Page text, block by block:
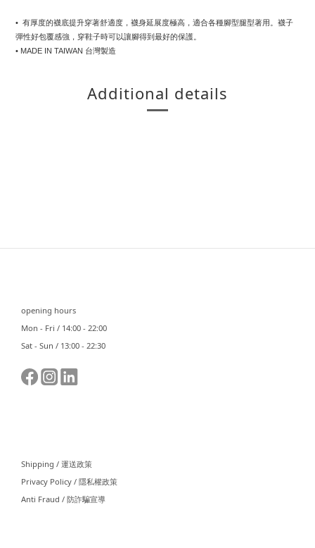
•  有厚度的襪底提升穿著舒適度，襪身延展度極高，適合各種腳型腿型著用。襪子
彈性好包覆感強，穿鞋子時可以讓腳得到最好的保護。
• MADE IN TAIWAN 台灣製造
Additional details
opening hours
Mon - Fri / 14:00 - 22:00
Sat - Sun / 13:00 - 22:30
Shipping / 運送政策
Privacy Policy / 隱私權政策
Anti Fraud / 防詐騙宣導